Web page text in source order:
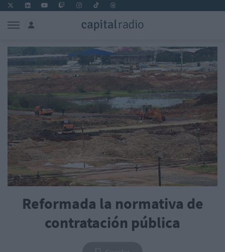
Reformada la normativa de
contratación pública